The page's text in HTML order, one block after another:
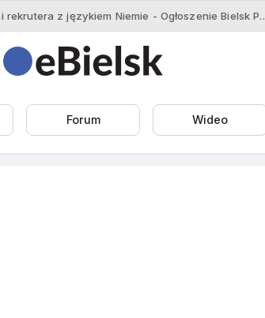
Ethicus Care zatrudni rekrutera z
Forum Wideo